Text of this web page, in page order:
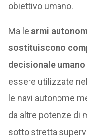
obiettivo umano.
Ma le armi
sostituiscono
decisionale umano
essere utilizzate
le navi autonome
da altre potenze di
sotto stretta